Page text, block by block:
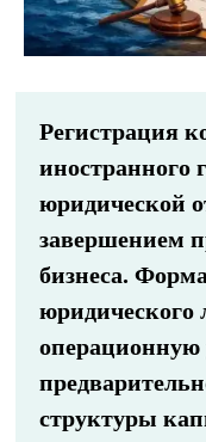
Регистрация
иностранного
юридической
завершением
бизнеса.
юридического
операционную
структуры